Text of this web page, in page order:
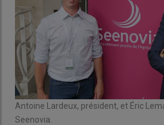
Antoine Lardeux, président, et Éric
Seenovia.